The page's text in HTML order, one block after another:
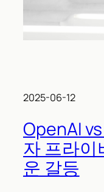
2025-06-12
OpenAI
자 프라이
운 갈등